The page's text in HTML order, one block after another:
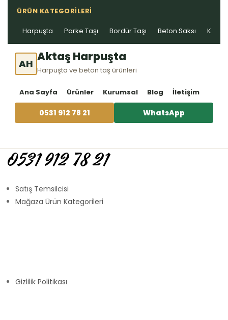
ÜRÜN KATEGORILERI
Harpuşta Parke Taşı Bordür Taşı Beton Saksı Kablo
AH Aktaş Harpuşta
Harpuşta ve beton taş ürünleri
Ana Sayfa Ürünler Kurumsal Blog İletişim
0531 912 78 21 WhatsApp
0531 912 78 21
Satış Temsilcisi
Mağaza Ürün Kategorileri
Gizlilik Politikası